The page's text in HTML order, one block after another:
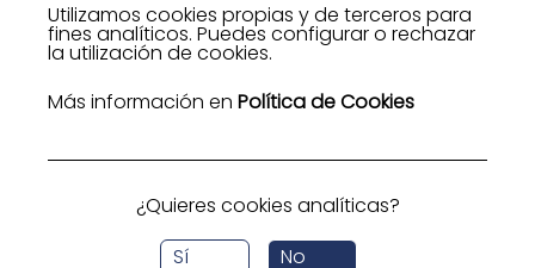
Utilizamos cookies propias y de terceros para
fines analíticos. Puedes configurar o rechazar
la utilización de cookies.
Más información en Política de Cookies
Sí No
¿Quieres cookies analíticas?